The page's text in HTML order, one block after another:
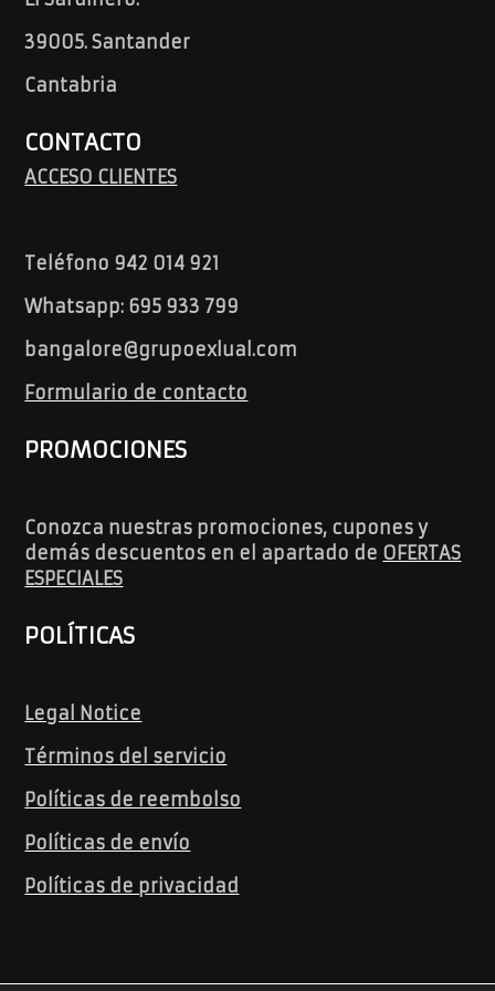
39005. Santander
Cantabria
CONTACTO
ACCESO CLIENTES
Teléfono 942 014 921
Whatsapp: 695 933 799
bangalore@grupoexlual.com
Formulario de contacto
PROMOCIONES
Conozca nuestras promociones, cupones y
demás descuentos en el apartado de OFERTAS
ESPECIALES
POLÍTICAS
Legal Notice
Términos del servicio
Políticas de reembolso
Políticas de envío
Políticas de privacidad